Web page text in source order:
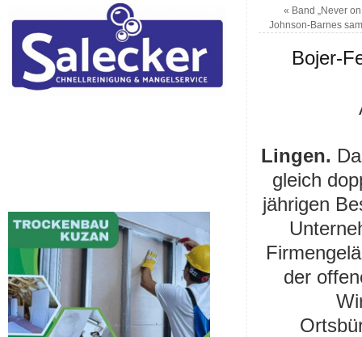
« Band „Never
Johnson-Barnes
Bojer-
Lingen.
gleich
jährigen
der